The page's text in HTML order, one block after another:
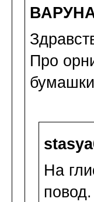
Про
На
повод.